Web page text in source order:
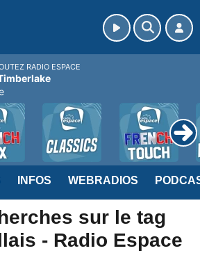
INFOS WEBRADIOS
sur le tag
- Radio Espace
RADIO ESPACE